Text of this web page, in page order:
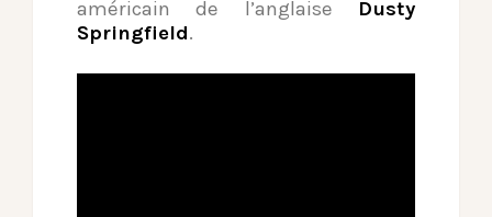
américain de l’anglaise Dusty
Springfield.